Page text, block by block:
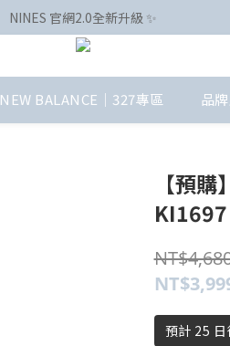
NINES 官網2.0全新升級 ✨
NEW BALANCE｜327專區 品
【預
KI1697
預計 25 日